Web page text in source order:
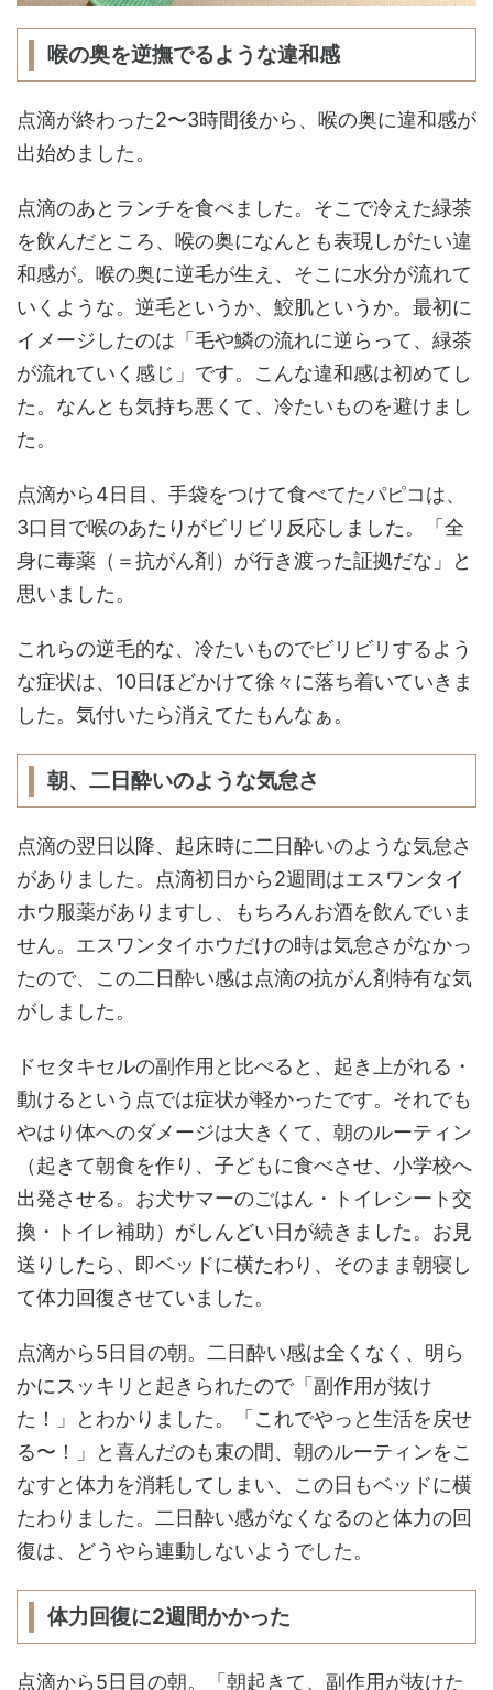
喉の奥を逆撫でるような違和感
点滴が終わった2〜3時間後から、喉の奥に違和感が
出始めました。
点滴のあとランチを食べました。そこで冷えた緑茶
を飲んだところ、喉の奥になんとも表現しがたい違
和感が。喉の奥に逆毛が生え、そこに水分が流れて
いくような。逆毛というか、鮫肌というか。最初に
イメージしたのは「毛や鱗の流れに逆らって、緑茶
が流れていく感じ」です。こんな違和感は初めてし
た。なんとも気持ち悪くて、冷たいものを避けまし
た。
点滴から4日目、手袋をつけて食べてたパピコは、
3口目で喉のあたりがビリビリ反応しました。「全
身に毒薬（＝抗がん剤）が行き渡った証拠だな」と
思いました。
これらの逆毛的な、冷たいものでビリビリするよう
な症状は、10日ほどかけて徐々に落ち着いていきま
した。気付いたら消えてたもんなぁ。
朝、二日酔いのような気怠さ
点滴の翌日以降、起床時に二日酔いのような気怠さ
がありました。点滴初日から2週間はエスワンタイ
ホウ服薬がありますし、もちろんお酒を飲んでいま
せん。エスワンタイホウだけの時は気怠さがなかっ
たので、この二日酔い感は点滴の抗がん剤特有な気
がしました。
ドセタキセルの副作用と比べると、起き上がれる・
動けるという点では症状が軽かったです。それでも
やはり体へのダメージは大きくて、朝のルーティン
（起きて朝食を作り、子どもに食べさせ、小学校へ
出発させる。お犬サマーのごはん・トイレシート交
換・トイレ補助）がしんどい日が続きました。お見
送りしたら、即ベッドに横たわり、そのまま朝寝し
て体力回復させていました。
点滴から5日目の朝。二日酔い感は全くなく、明ら
かにスッキリと起きられたので「副作用が抜け
た！」とわかりました。「これでやっと生活を戻せ
る〜！」と喜んだのも束の間、朝のルーティンをこ
なすと体力を消耗してしまい、この日もベッドに横
たわりました。二日酔い感がなくなるのと体力の回
復は、どうやら連動しないようでした。
体力回復に2週間かかった
点滴から5日目の朝。「朝起きて、副作用が抜けた